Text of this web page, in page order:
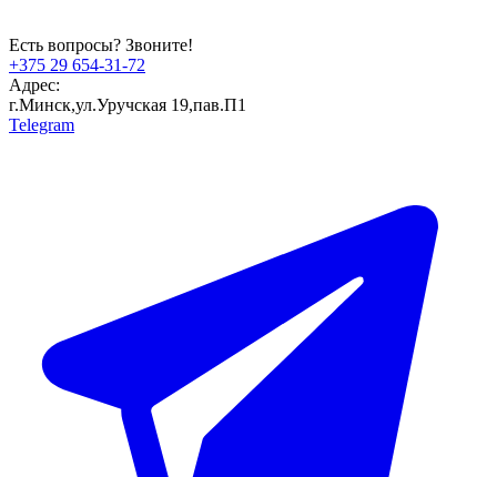
Есть вопросы? Звоните!
+375 29 654-31-72
Адрес:
г.Минск,ул.Уручская 19,пав.П1
Telegram